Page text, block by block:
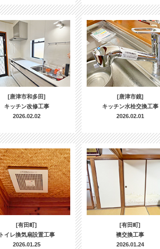
[唐津市和多田]
キッチン改修工事
2026.02.02
[唐津市鏡]
キッチン水栓交換工事
2026.02.01
[有田町]
トイレ換気扇設置工事
2026.01.25
[有田町]
襖交換工事
2026.01.24